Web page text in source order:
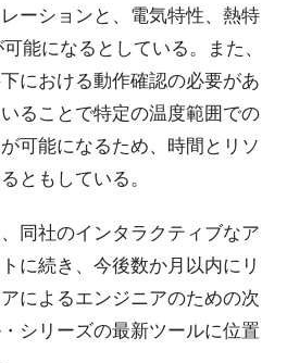
ーションと、電気特性、熱特
能になるとしている。また、
における動作確認の必要があ
ることで特定の温度範囲での
可能になるため、時間とリソ
ともしている。
同社のインタラクティブなア
に続き、今後数か月以内にリ
によるエンジニアのための次
シリーズの最新ツールに位置